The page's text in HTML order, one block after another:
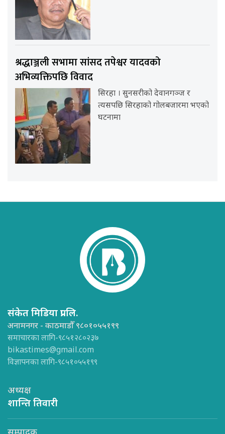
श्रद्धाञ्जली सभामा सांसद तपेश्वर यादवको
अभिव्यक्तिपछि विवाद
सिरहा । सुनसरीको देवानगञ्ज र
त्यसपछि सिरहाको गोलबजारमा भएको
घटनामा
संकेत मिडिया प्रा.लि.
अनामनगर - काठमाडौँ ९८०१०५५१९९
समाचारका लागि-९८५१२८०२३७
bikastimes@gmail.com
विज्ञापनका लागि-९८५१०५५१९९
अध्यक्ष
शान्ति तिवारी